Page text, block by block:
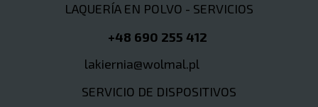
LAQUERÍA EN POLVO - SERVICIOS
+48 690 255 412
lakiernia@wolmal.pl
SERVICIO DE DISPOSITIVOS